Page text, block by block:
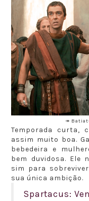
↠
Temporada curta,
assim muito boa.
bebedeira e
bem duvidosa. Ele
sim para
sua única ambição.
Spartacus: